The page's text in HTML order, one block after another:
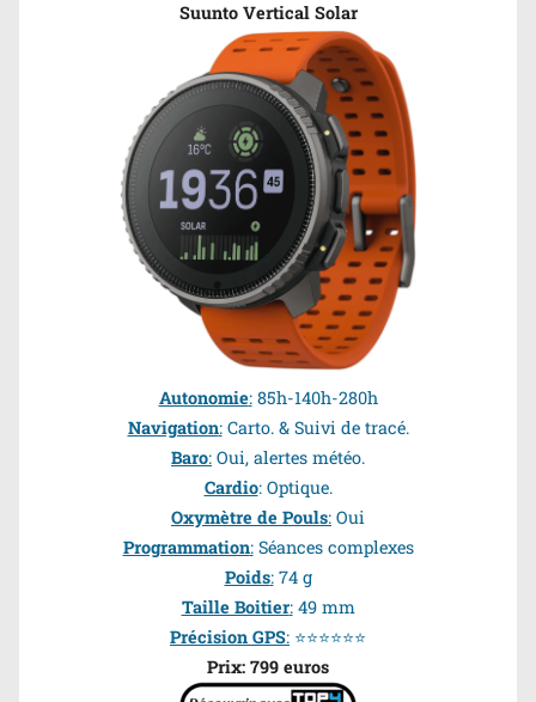
Suunto Vertical Solar
Autonomie:85h-140h-280h
Navigation:Carto. & Suivi de tracé.
Baro: Oui, alertes météo.
Cardio: Optique.
Oxymètre de Pouls: Oui
Programmation:Séances complexes
Poids:74 g
Taille Boitier:49 mm
Précision GPS: ⭐⭐⭐⭐⭐⭐
Prix: 799 euros